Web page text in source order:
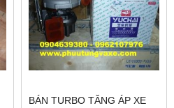
BÁN TURBO TĂNG ÁP XE